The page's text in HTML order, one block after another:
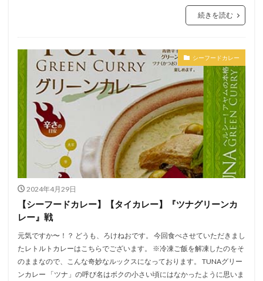
続きを読む
シーフードカレー
2024年4月29日
【シーフードカレー】【タイカレー】『ツナグリーンカ
レー』戦
元気ですか〜！？ どうも、ろけねおです。 今回食べさせていただきまし
たレトルトカレーはこちらでございます。 ※冷凍ご飯を解凍したのをそ
のままなので、こんな奇妙なルックスになっております。 TUNAグリー
ンカレー 「ツナ」の呼び名はボクの小さい頃にはなかったように思いま